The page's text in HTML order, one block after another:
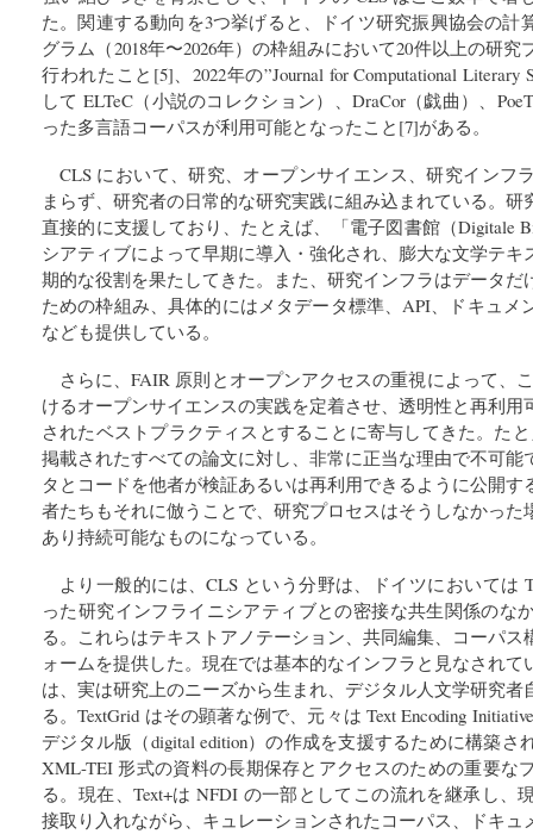
た。関連する動向を3つ挙げると、ドイツ研究振興協会の計
グラム（2018年〜2026年）の枠組みにおいて20件以上の研
行われたこと[5]、2022年の”Journal for Computational Literary
して ELTeC（小説のコレクション）、DraCor（戯曲）、
った多言語コーパスが利用可能となったこと[7]がある。
CLS において、研究、オープンサイエンス、研究インフ
まらず、研究者の日常的な研究実践に組み込まれている。
直接的に支援しており、たとえば、「電子図書館（Digitale
シアティブによって早期に導入・強化され、膨大な文学テ
期的な役割を果たしてきた。また、研究インフラはデータだ
ための枠組み、具体的にはメタデータ標準、API、ドキュメ
なども提供している。
さらに、FAIR 原則とオープンアクセスの重視によって、
けるオープンサイエンスの実践を定着させ、透明性と再利
されたベストプラクティスとすることに寄与してきた。た
掲載されたすべての論文に対し、非常に正当な理由で不可能
タとコードを他者が検証あるいは再利用できるように公開
者たちもそれに倣うことで、研究プロセスはそうしなかった
あり持続可能なものになっている。
より一般的には、CLS という分野は、ドイツにおいては
った研究インフライニシアティブとの密接な共生関係のな
る。これらはテキストアノテーション、共同編集、コーパ
ォームを提供した。現在では基本的なインフラと見なされ
は、実は研究上のニーズから生まれ、デジタル人文学研究
る。TextGrid はその顕著な例で、元々は Text Encoding
デジタル版（digital edition）の作成を支援するために構築さ
XML-TEI 形式の資料の長期保存とアクセスのための重要な
る。現在、Text+は NFDI の一部としてこの流れを継承し、
接取り入れながら、キュレーションされたコーパス、ドキュ